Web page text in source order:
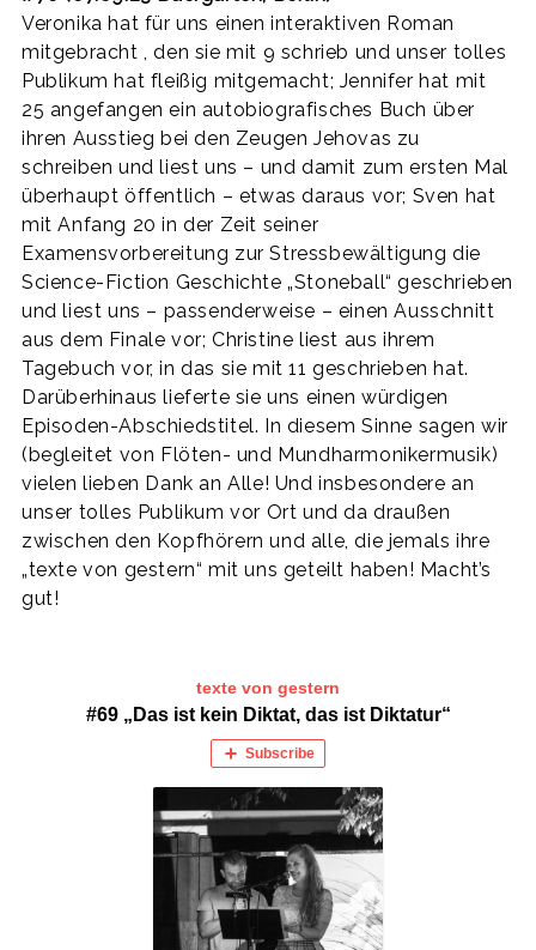
Veronika hat für uns einen interaktiven Roman
mitgebracht , den sie mit 9 schrieb und unser tolles
Publikum hat fleißig mitgemacht; Jennifer hat mit
25 angefangen ein autobiografisches Buch über
ihren Ausstieg bei den Zeugen Jehovas zu
schreiben und liest uns – und damit zum ersten Mal
überhaupt öffentlich – etwas daraus vor; Sven hat
mit Anfang 20 in der Zeit seiner
Examensvorbereitung zur Stressbewältigung die
Science-Fiction Geschichte „Stoneball“ geschrieben
und liest uns – passenderweise – einen Ausschnitt
aus dem Finale vor; Christine liest aus ihrem
Tagebuch vor, in das sie mit 11 geschrieben hat.
Darüberhinaus lieferte sie uns einen würdigen
Episoden-Abschiedstitel. In diesem Sinne sagen wir
(begleitet von Flöten- und Mundharmonikermusik)
vielen lieben Dank an Alle! Und insbesondere an
unser tolles Publikum vor Ort und da draußen
zwischen den Kopfhörern und alle, die jemals ihre
„texte von gestern“ mit uns geteilt haben! Macht’s
gut!